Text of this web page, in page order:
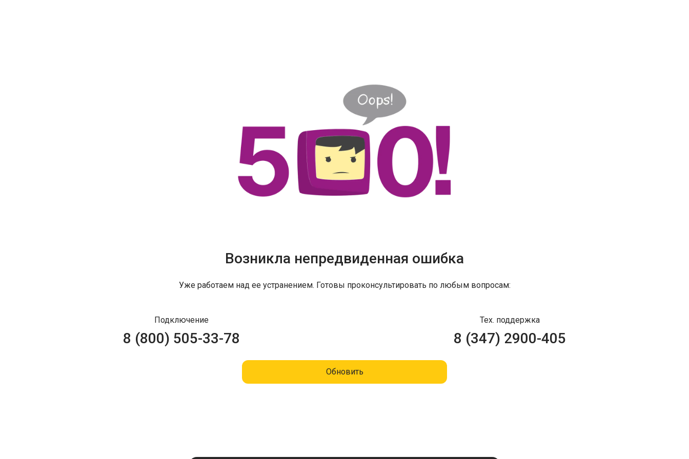
Возникла непредвиденная ошибка
Уже работаем над ее устранением. Готовы проконсультировать по любым вопросам:
Подключение
8 (800) 505-33-78
Тех. поддержка
8 (347) 2900-405
Обновить